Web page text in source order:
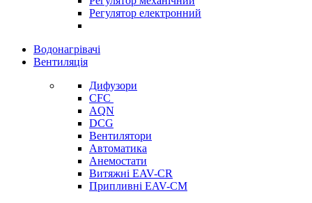
Регулятор електронний
Водонагрівачі
Вентиляція
Дифузори
CFC
AQN
DCG
Вентилятори
Автоматика
Анемостати
Витяжні EAV-CR
Припливні EAV-CM